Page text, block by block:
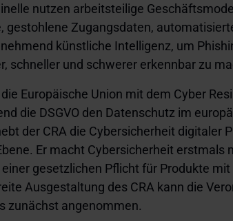
nutzen arbeitsteilige
gestohlene Zugangsdaten,
künstliche Intelligenz, um
schneller und schwerer erkennbar zu
Europäische Union mit dem Cyber
die DSGVO den Datenschutz im
der CRA die Cybersicherheit digitaler
Er macht Cybersicherheit erstmals
gesetzlichen Pflicht für Produkte
Ausgestaltung des CRA kann die
zunächst angenommen.